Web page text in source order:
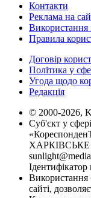
Контакти
Реклама на
Використання
Правила
Договір
Політика у
Угода щодо
Редакція
© 2000-2026,
Суб'єкт у
ХАРКІВСЬКЕ
Використання
сайті,